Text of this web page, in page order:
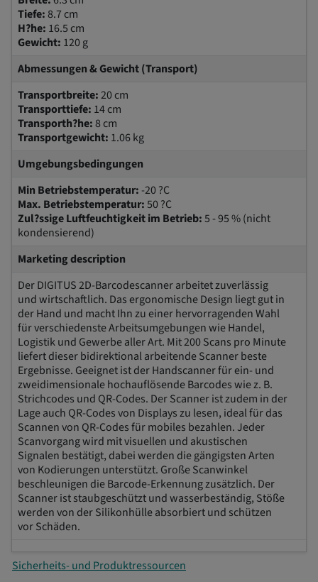
Tiefe:8.7 cm
H?he: 16.5 cm
Gewicht: 120 g
Abmessungen & Gewicht (Transport)
Transportbreite:20 cm
Transporttiefe: 14 cm
Transporth?he:8 cm
Transportgewicht: 1.06 kg
Umgebungsbedingungen
Min Betriebstemperatur: -20 ?C
Max. Betriebstemperatur:50 ?C
Zul?ssige Luftfeuchtigkeit im Betrieb:5 - 95 % (nicht
kondensierend)
Marketing description
Der DIGITUS 2D-Barcodescanner arbeitet zuverlässig
und wirtschaftlich. Das ergonomische Design liegt gut in
der Hand und macht Ihn zu einer hervorragenden Wahl
für verschiedenste Arbeitsumgebungen wie Handel,
Logistik und Gewerbe aller Art. Mit 200 Scans pro Minute
liefert dieser bidirektional arbeitende Scanner beste
Ergebnisse. Geeignet ist der Handscanner für ein- und
zweidimensionale hochauflösende Barcodes wie z. B.
Strichcodes und QR-Codes. Der Scanner ist zudem in der
Lage auch QR-Codes von Displays zu lesen, ideal für das
Scannen von QR-Codes für mobiles bezahlen. Jeder
Scanvorgang wird mit visuellen und akustischen
Signalen bestätigt, dabei werden die gängigsten Arten
von Kodierungen unterstützt. Große Scanwinkel
beschleunigen die Barcode-Erkennung zusätzlich. Der
Scanner ist staubgeschützt und wasserbeständig, Stöße
werden von der Silikonhülle absorbiert und schützen
vor Schäden.
Sicherheits- und Produktressourcen